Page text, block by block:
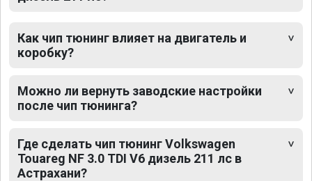
Как чип тюнинг влияет на двигатель и
коробку?
Можно ли вернуть заводские настройки
после чип тюнинга?
Где сделать чип тюнинг Volkswagen
Touareg NF 3.0 TDI V6 дизель 211 лс в
Астрахани?